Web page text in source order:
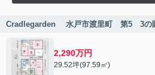
Cradlegarden 水戸市渡里町 第5 3の
2,290万円
29.52坪(97.59㎡)